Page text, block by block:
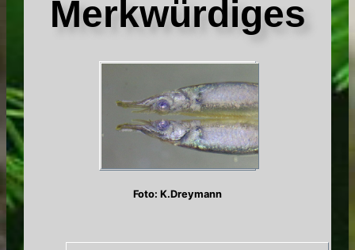
Merkwürdiges
Foto: K.Dreymann